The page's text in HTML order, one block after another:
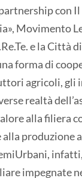
con Il
Movimento
e la Città
forma di
agricoli, gli
realtà
alla filiera
alla produzione
impegnate